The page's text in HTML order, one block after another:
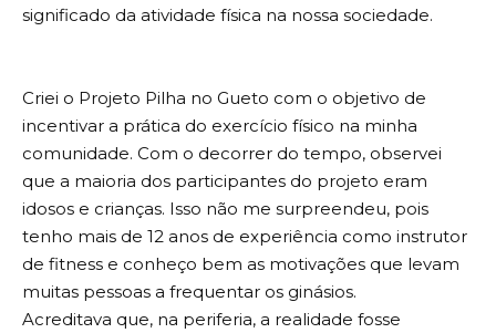
significado da atividade física na nossa sociedade.
Criei o Projeto Pilha no Gueto com o objetivo de
incentivar a prática do exercício físico na minha
comunidade. Com o decorrer do tempo, observei
que a maioria dos participantes do projeto eram
idosos e crianças. Isso não me surpreendeu, pois
tenho mais de 12 anos de experiência como instrutor
de fitness e conheço bem as motivações que levam
muitas pessoas a frequentar os ginásios.
Acreditava que, na periferia, a realidade fosse